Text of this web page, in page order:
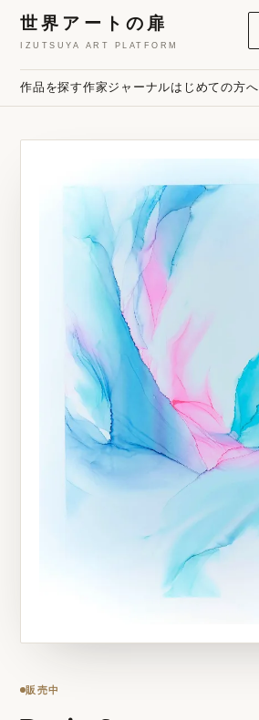
世界アートの扉
IZUTSUYA ART PLATFORM
作品を探す作家ジャーナルはじめての方へ
販売中